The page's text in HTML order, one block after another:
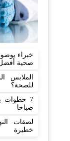
خبراء
صحية
الملابس
للصحة؟
7
صباحا
لصقات
خطيرة